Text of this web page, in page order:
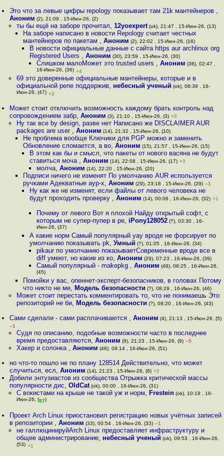
Это что за левые цифры repology показывает там 21k мантейнеров ,
Аноним (2), 21:09 , 15-Июн-26, (2)
ты бы ещё на заборе прочитал, 12yoexpert(ok), 21:47 , 15-Июн-26, (13)
На заборе написано в новости Repology считает честных
мантейнеров по пакетам , Аноним (2), 22:02 , 15-Июн-26, (16)
В новости официальные данные с сайта https aur archlinux org
Registered Users ,Аноним (30), 23:59 , 15-Июн-26, (30)
Слишком малоМожет это trusted users , Аноним (36), 02:47 ,
16-Июн-26, (36) +4
69 это доверенные официальные мантейнеры, которые и в
официальной репе поддержив, небесный ученый (ok), 08:39 , 16-
Июн-26, (47) +2
Может стоит отключить возможность каждому брать контроль над
сопровождением забр,Аноним (3), 21:10 , 15-Июн-26, (3) +5
Ну так все by design, разве нет Написано же DISCLAIMER AUR
packages are user , Аноним (14), 21:32 , 15-Июн-26, (10)
Не проблема вообще Ключики для PGP можно и заменить
Обновление сломается, а во, Аноним (15), 21:57 , 15-Июн-26, (15)
В этом как бы и смысл, что пакеты от нового васяна не будут
ставиться моча ,Аноним (14), 22:08 , 15-Июн-26, (17) +3
молча, Аноним (14), 22:20 , 15-Июн-26, (20)
Подписи ничего не изменят По умолчанию AUR используется
ручками Адекватные аур-х, Аноним (29), 23:18 , 15-Июн-26, (29) –1
Ну как же не изменят, если файлы от левого человека не
будут проходить проверку ,Аноним (14), 00:06 , 16-Июн-26, (32) +1
Почему от левого Вот я плохой Найду открытый софт, с
которым не супер-пупер в ре, iPony128052(?), 03:30 , 16-
Июн-26, (37)
А какие норм Самый популярный yay вроде не форсирует по
умолчанию показывать pk,Умный (?), 01:05 , 16-Июн-26, (34)
pikaur по умолчанию показываетСовременные вроде все в
diff умеют, но какие из ко, Аноним (29), 07:23 , 16-Июн-26, (39)
Самый популярный - makepkg , Аноним (48), 08:25 , 16-Июн-26,
(45)
Помойки у вас, опеннет-эксперт-безопасников, в головах Потому
что никто не ме, Модель безопасности (?), 08:29 , 16-Июн-26, (46)
Может стоит перестать комментировать то, что не понимаешь Это
репозиторий не би, Модель безопасности (?), 08:20 , 16-Июн-26, (43)
Сами сделали - сами расплачиваются ,Аноним (4), 21:13 , 15-Июн-26, (5)
–1
Судя по описанию, подобные возможности часто в последнее
время предоставляются, Аноним (9), 21:23 , 15-Июн-26, (9) –5
Хакер и солонка , Аноним (48), 09:14 , 16-Июн-26, (51)
но что-то пошло не по плану 128514 Действительно, что может
случиться, есл,Аноним (14), 21:23 , 15-Июн-26, (8) +2
Добили энтузиастов из сообщества Отрыжка критической массы
популярности дис,OldCat (ok), 00:00 , 16-Июн-26, (31)
С вокистами на крыше не такой уж и норм, Frestein(ok), 10:19 , 16-
Июн-26, (57)
Проект Arch Linux приостановил регистрацию новых учётных записей
в репозитории ,Аноним (33), 00:54 , 16-Июн-26, (33) –1
не галлюцинируйArch Linux предоставляет инфраструктуру и
общее администрирование, небесный ученый (ok), 09:53 , 16-Июн-26,
(53) +1